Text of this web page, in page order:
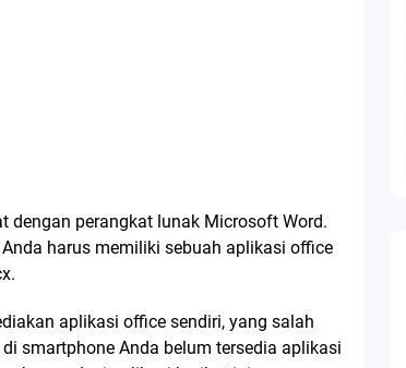
dengan perangkat lunak Microsoft Word.
harus memiliki sebuah aplikasi office
aplikasi office sendiri, yang salah
smartphone Anda belum tersedia aplikasi